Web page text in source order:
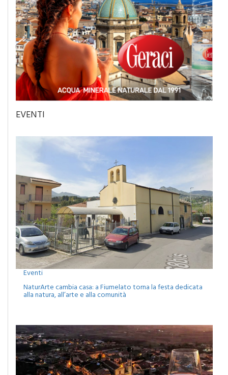
EVENTI
Eventi
NaturArte cambia casa: a Fiumelato torna la festa dedicata
alla natura, all’arte e alla comunità